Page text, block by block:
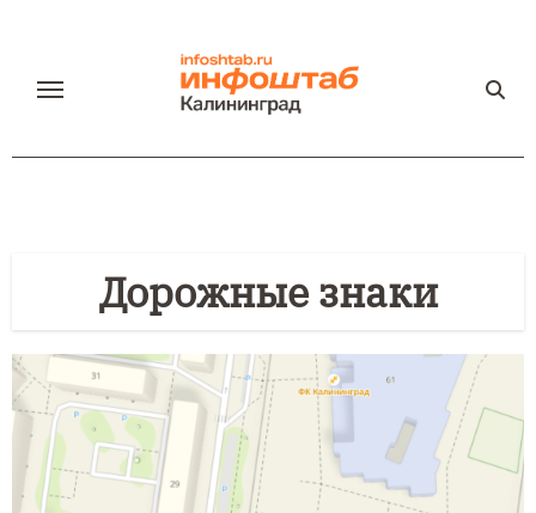
содержанию
Дорожные знаки